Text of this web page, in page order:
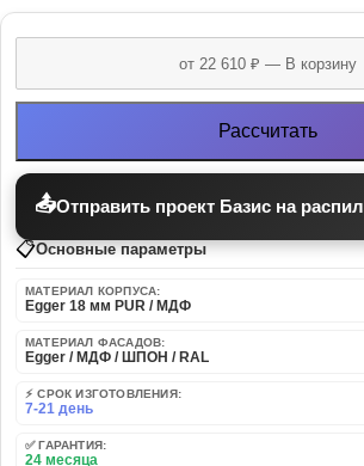
Рассчитать
📤Отправить проект Базис на распил
📋Основные параметры
МАТЕРИАЛ КОРПУСА:
Egger 18 мм PUR / МДФ
МАТЕРИАЛ ФАСАДОВ:
Egger / МДФ / ШПОН / RAL
⚡ СРОК ИЗГОТОВЛЕНИЯ:
7-21 день
✅ ГАРАНТИЯ:
24 месяца